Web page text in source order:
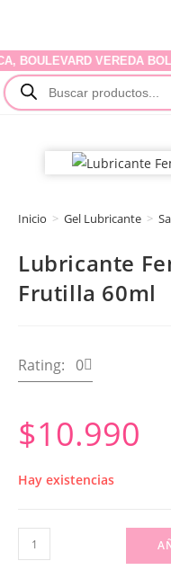
VEREDA
Inicio > Gel Lubricante >
Lubricante
Frutilla 60ml
Rating: 0
$10.990
Hay existencias